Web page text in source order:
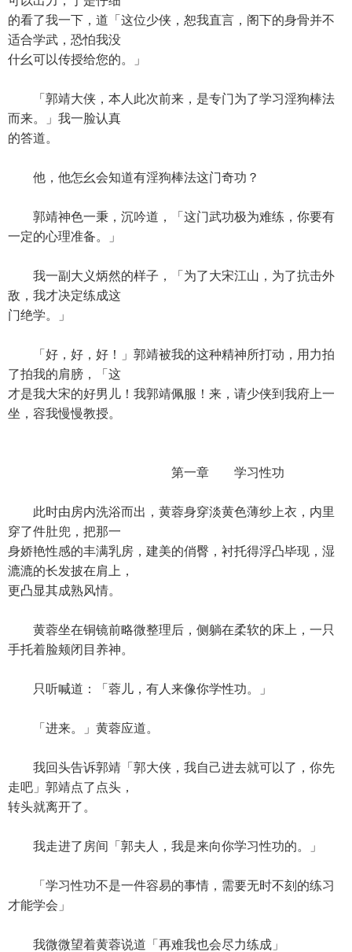
的看了我一下，道「这位少侠，恕我直言，阁下的身骨并不
适合学武，恐怕我没
什幺可以传授给您的。」
「郭靖大侠，本人此次前来，是专门为了学习淫狗棒法
而来。」我一脸认真
的答道。
他，他怎幺会知道有淫狗棒法这门奇功？
郭靖神色一秉，沉吟道，「这门武功极为难练，你要有
一定的心理准备。」
我一副大义炳然的样子，「为了大宋江山，为了抗击外
敌，我才决定练成这
门绝学。」
「好，好，好！」郭靖被我的这种精神所打动，用力拍
了拍我的肩膀，「这
才是我大宋的好男儿！我郭靖佩服！来，请少侠到我府上一
坐，容我慢慢教授。
第一章 学习性功
此时由房内洗浴而出，黄蓉身穿淡黄色薄纱上衣，内里
穿了件肚兜，把那一
身娇艳性感的丰满乳房，建美的俏臀，衬托得浮凸毕现，湿
漉漉的长发披在肩上，
更凸显其成熟风情。
黄蓉坐在铜镜前略微整理后，侧躺在柔软的床上，一只
手托着脸颊闭目养神。
只听喊道：「蓉儿，有人来像你学性功。」
「进来。」黄蓉应道。
我回头告诉郭靖「郭大侠，我自己进去就可以了，你先
走吧」郭靖点了点头，
转头就离开了。
我走进了房间「郭夫人，我是来向你学习性功的。」
「学习性功不是一件容易的事情，需要无时不刻的练习
才能学会」
我微微望着黄蓉说道「再难我也会尽力练成」